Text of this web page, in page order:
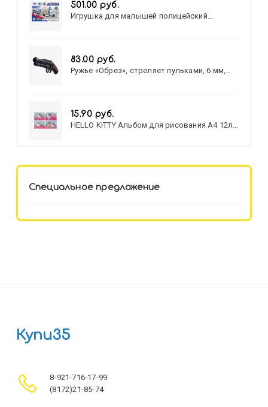
501.00 руб.
Игрушка для малышей полицейский
83.00 руб.
Ружье «Обрез», стреляет пульками, 6 мм,
15.90 руб.
HELLO KITTY Альбом для рисования А4 12л.
Специальное предложение
Купи35
8-921-716-17-99
(8172)21-85-74